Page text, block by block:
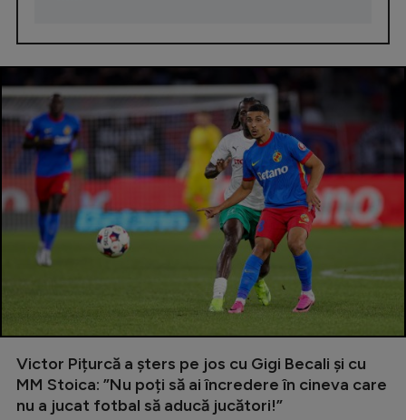
Victor Pițurcă a șters pe jos cu Gigi Becali și cu
MM Stoica: ”Nu poți să ai încredere în cineva care
nu a jucat fotbal să aducă jucători!”